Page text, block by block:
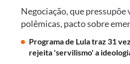
Negociação, que
polêmicas, pacto sobre
Programa de Lula traz 31
rejeita 'servilismo' a